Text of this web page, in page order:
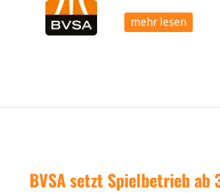
mehr lesen
BVSA setzt Spielbetrieb ab